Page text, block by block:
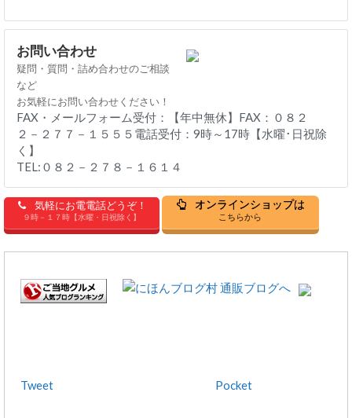
お問い合わせ
疑問・質問・詰め合わせのご相談
など
お気軽にお問い合わせください！
FAX・メールフォーム受付：【年中無休】FAX：０８２
２－２７７－１５５５電話受付：9時～17時【水曜･日祝除
く】
TEL:０８２－２７８－１６１４
気軽にお電電話どうぞ！
９時－１７時【水曜・日祝除く】
オンラインショップは
こちらから
Tweet Pocket